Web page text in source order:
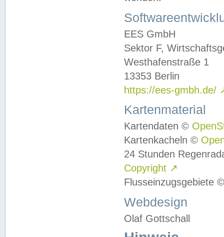
EES GmbH
Sektor F,
Westhafenstraße 1
13353 Berlin
https://ees-gmbh.de/
Kartenmaterial
Kartendaten ©
Kartenkacheln ©
24 Stunden
Copyright ↗
Flusseinzugsgebiete
Webdesign
Olaf Gottschall